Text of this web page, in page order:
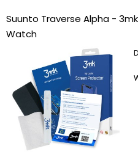
Suunto Traverse Alpha -
Watch